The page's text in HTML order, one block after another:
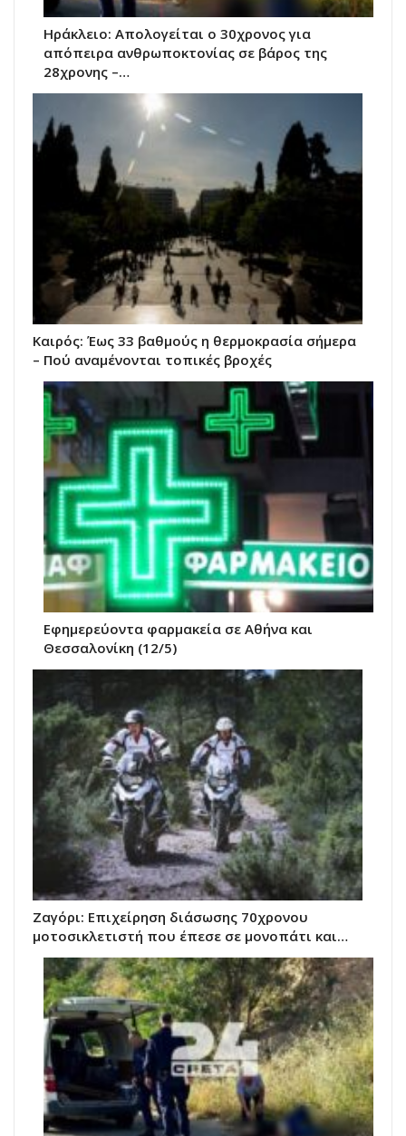
Ηράκλειο: Απολογείται ο 30χρονος για
απόπειρα ανθρωποκτονίας σε βάρος της
28χρονης –…
Καιρός: Έως 33 βαθμούς η θερμοκρασία σήμερα
– Πού αναμένονται τοπικές βροχές
Εφημερεύοντα φαρμακεία σε Αθήνα και
Θεσσαλονίκη (12/5)
Ζαγόρι: Επιχείρηση διάσωσης 70χρονου
μοτοσικλετιστή που έπεσε σε μονοπάτι και…